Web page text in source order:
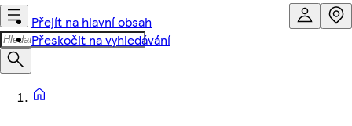
Přejít na hlavní obsah
Přeskočit na vyhledávání